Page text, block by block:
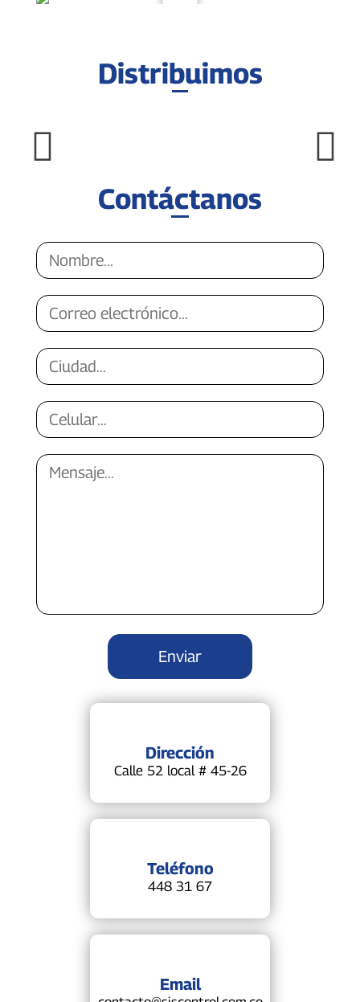
Distribuimos
Contáctanos
Dirección
Calle 52 local # 45-26
Teléfono
448 31 67
Email